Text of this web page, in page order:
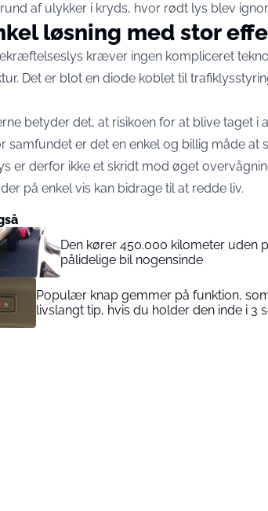
af ulykker i kryds, hvor rødt lys blev
løsning med stor
kræver ingen kompliceret
Det er blot en diode koblet til
betyder det, at risikoen for at blive taget i
samfundet er det en enkel og billig måde at
er derfor ikke et skridt mod øget
på enkel vis kan bidrage til at redde liv.
Den kører 450.000 kilometer uden
pålidelige bil nogensinde
Populær knap gemmer på funktion,
livslangt tip, hvis du holder den inde i 3